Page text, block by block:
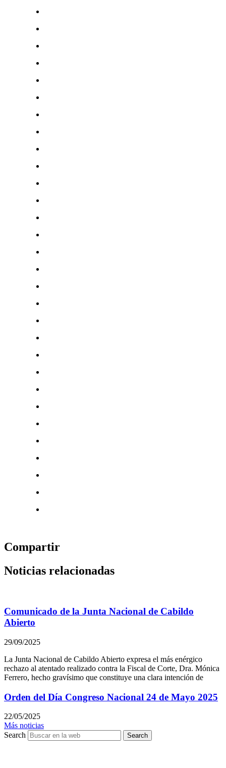
Compartir
Noticias relacionadas
Comunicado de la Junta Nacional de Cabildo
Abierto
29/09/2025
La Junta Nacional de Cabildo Abierto expresa el más enérgico
rechazo al atentado realizado contra la Fiscal de Corte, Dra. Mónica
Ferrero, hecho gravísimo que constituye una clara intención de
Orden del Día Congreso Nacional 24 de Mayo 2025
22/05/2025
Más noticias
Search
Search